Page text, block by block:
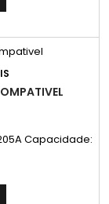
Capacidade: